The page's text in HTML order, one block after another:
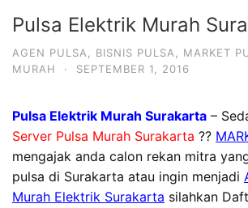
Pulsa Elektrik Murah
AGEN PULSA BISNIS PULSA MARKET
MURAH
· SEPTEMBER 1, 2016
Pulsa Elektrik Murah Surakarta –
Server Pulsa Murah Surakarta ??
mengajak anda calon rekan mitra
pulsa di Surakarta atau ingin menjadi
Murah Elektrik Surakarta silahkan